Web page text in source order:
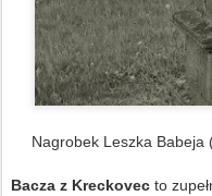
Nagrobek Leszka Babeja
Bacza z Kreckovec to